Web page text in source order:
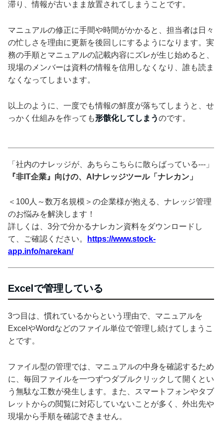
滞り、情報が古いまま放置されてしまうことです。
マニュアルの修正に手間や時間がかかると、担当者は日々
の忙しさを理由に更新を後回しにするようになります。実
務の手順とマニュアルの記載内容にズレが生じ始めると、
現場のメンバーは資料の情報を信用しなくなり、誰も読ま
なくなってしまいます。
以上のように、一度でも情報の鮮度が落ちてしまうと、せ
っかく仕組みを作っても形骸化してしまうのです。
「社内のナレッジが、あちらこちらに散らばっている---」
『非IT企業』向けの、AIナレッジツール「ナレカン」
＜100人～数万名規模＞の企業様が抱える、ナレッジ管理
のお悩みを解決します！
詳しくは、3分で分かるナレカン資料をダウンロードし
て、ご確認ください。
https://www.stock-
app.info/narekan/
Excelで管理している
3つ目は、慣れているからという理由で、マニュアルを
ExcelやWordなどのファイル単位で管理し続けてしまうこ
とです。
ファイル型の管理では、マニュアルの中身を確認するため
に、毎回ファイルを一つずつダブルクリックして開くとい
う無駄な工数が発生します。また、スマートフォンやタブ
レットからの閲覧に対応していないことが多く、外出先や
現場から手順を確認できません。